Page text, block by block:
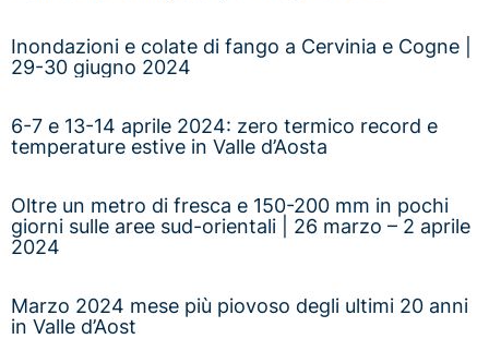
Inondazioni e colate di fango a Cervinia e Cogne |
29-30 giugno 2024
6-7 e 13-14 aprile 2024: zero termico record e
temperature estive in Valle d’Aosta
Oltre un metro di fresca e 150-200 mm in pochi
giorni sulle aree sud-orientali | 26 marzo – 2 aprile
2024
Marzo 2024 mese più piovoso degli ultimi 20 anni
in Valle d’Aost